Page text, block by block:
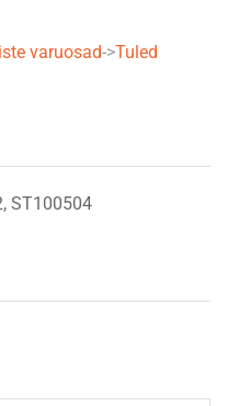
varuosad->Tuled
ST100504